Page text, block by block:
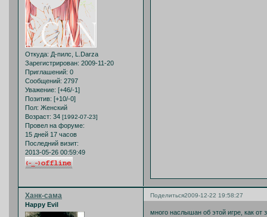
Откуда: Д-пилс, L.Darza
Зарегистрирован: 2009-11-20
Приглашений: 0
Сообщений: 2797
Уважение: [+46/-1]
Позитив: [+10/-0]
Пол: Женский
Возраст: 34 [1992-07-23]
Провел на форуме:
15 дней 17 часов
Последний визит:
2013-05-26 00:59:49
Поделиться2009-12-22 19:58:27
Ханк-сама
Happy Evil
много наслышан об этой игре, как от